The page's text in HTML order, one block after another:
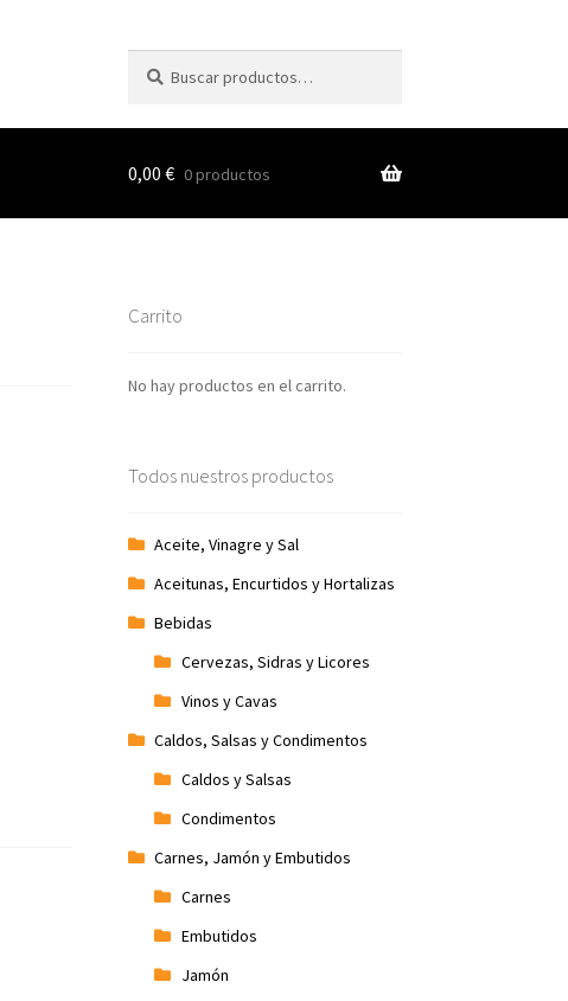
por:
0,00 € 0 productos
Carrito
No hay productos en el carrito.
Todos nuestros productos
Aceite, Vinagre y Sal
Aceitunas, Encurtidos y Hortalizas
Bebidas
Cervezas, Sidras y Licores
Vinos y Cavas
Caldos, Salsas y Condimentos
Caldos y Salsas
Condimentos
Carnes, Jamón y Embutidos
Carnes
Embutidos
Jamón